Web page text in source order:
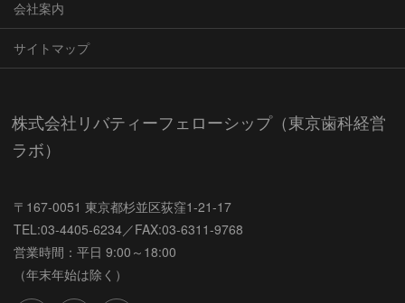
会社案内
サイトマップ
株式会社リバティーフェローシップ（東京歯科経営
ラボ）
〒167-0051 東京都杉並区荻窪1-21-17
TEL:03-4405-6234／FAX:03-6311-9768
営業時間：平日 9:00～18:00
（年末年始は除く）